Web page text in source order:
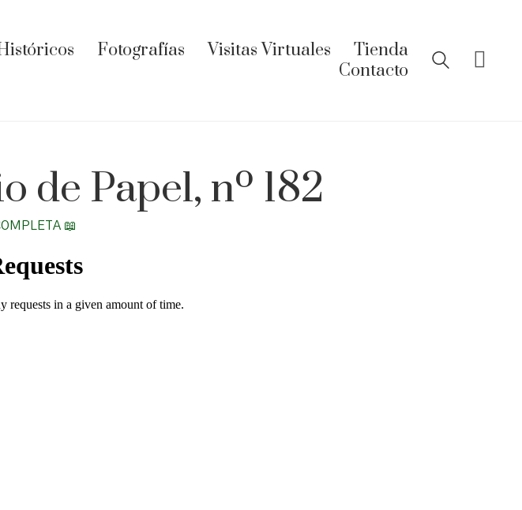
Fotografías Visitas Virtuales
Tienda
Contacto
de Papel, nº 182
📖